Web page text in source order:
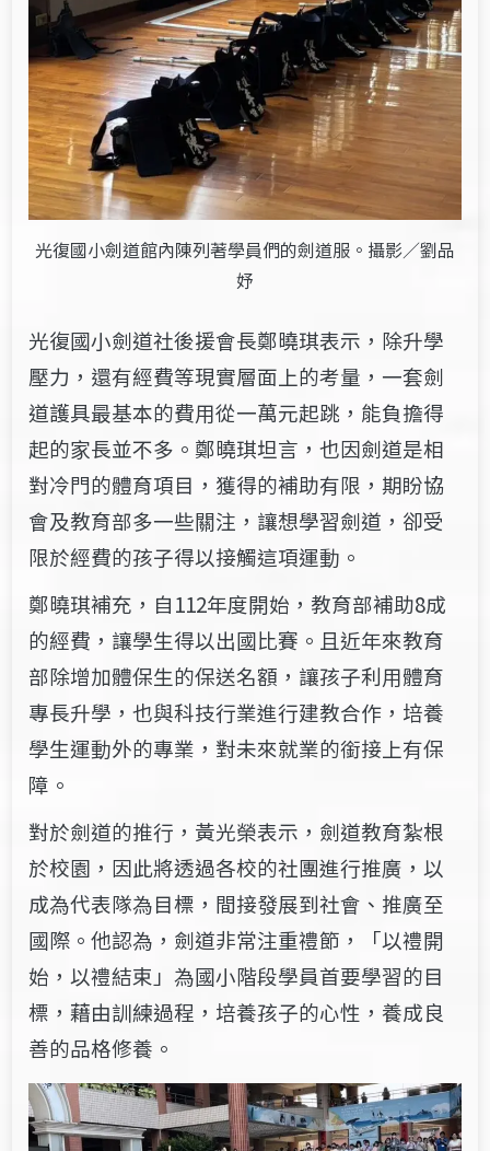
光復國小劍道館內陳列著學員們的劍道服。攝影／劉品
妤
光復國小劍道社後援​​會長鄭曉琪表示，除​​升學
壓力，還有經費等​現實層面上的考量​，​​​一套劍
道護具最基本的費用從一萬元起跳，能​負擔得
起的家長並不多。鄭曉琪坦言，​也因劍道是相
對​冷門的體育項目，獲得的補助有限，期盼協
會及教育部多一些關注，讓想學習劍道，卻受
限於經費的孩子得以接觸這項運動。
鄭曉琪補充，自112年度開始，教育部補助8成
的經費，讓學生得以出國比賽。且近年來教育
部除​增加體保生的保送名額，讓孩子利用體育
專長升學，也與科技行業進行建教合作，培養
學生運動​外的專業，對​​未來就業的銜接上有保
障。
對於劍道的推行，黃光榮表示，劍道教育紮根
於校園，因此將透過各​​校的​社團進行推廣，以
成為代表隊為目標，間接發展到社會、推廣至
國際。他認為，劍道非常注重禮節，「以禮開
始，以禮結束」為國小階段學員首要學習的目
標，藉由訓練過程，培養孩子的心性，養成良
善的品格修養。